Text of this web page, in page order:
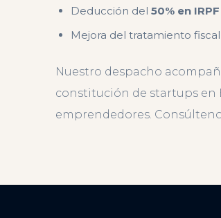
Deducción del 50% en
Mejora del tratamiento
Nuestro despacho
constitución de startups en
emprendedores.